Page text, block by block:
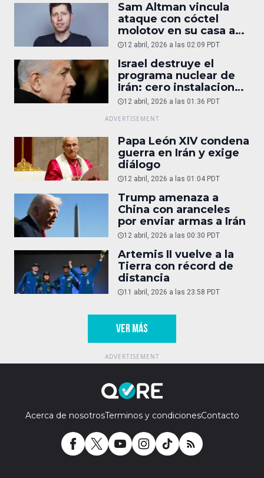
Sam Altman vincula
ataque con cóctel
molotov en su casa a
reportaje
12 abril, 2026 a las 02:09 PDT
Israel destruye el
programa nuclear de
Irán: cero instalaciones
operativas
12 abril, 2026 a las 01:36 PDT
Papa León XIV condena
guerra en Irán y exige
diálogo
12 abril, 2026 a las 01:04 PDT
Trump amenaza a
China con aranceles
por enviar armas a Irán
12 abril, 2026 a las 00:30 PDT
Artemis II vuelve a la
Tierra con récord de
distancia
11 abril, 2026 a las 23:58 PDT
VER MÁS
Acerca de nosotrosTerminos y condicionesContacto